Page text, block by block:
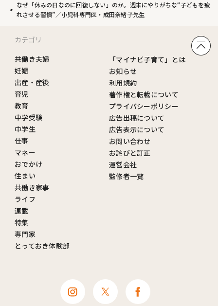
なぜ「休みの日なのに回復しない」のか。週末にやりがちな“子どもを疲
れさせる習慣”／小児科専門医・成田奈緒子先生
カテゴリ
共働き夫婦
妊娠
出産・産後
育児
教育
中学受験
中学生
仕事
マネー
おでかけ
住まい
共働き家事
ライフ
連載
特集
専門家
とっておき体験部
「マイナビ子育て」とは
お知らせ
利用規約
著作権と転載について
プライバシーポリシー
広告出稿について
広告表示について
お問い合わせ
お詫びと訂正
運営会社
監修者一覧